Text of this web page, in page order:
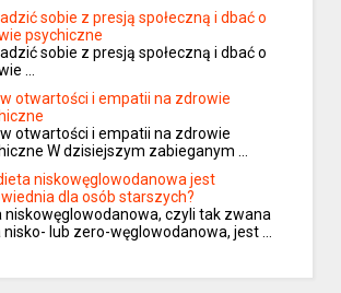
sobie z presją społeczną i dbać o
psychiczne
sobie z presją społeczną i dbać o
…
otwartości i empatii na zdrowie
otwartości i empatii na zdrowie
W dzisiejszym zabieganym …
niskowęglowodanowa jest
dla osób starszych?
niskowęglowodanowa, czyli tak zwana
nisko- lub zero-węglowodanowa, jest …